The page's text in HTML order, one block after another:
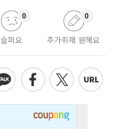
슬퍼요
0
추가취재 원해요
0